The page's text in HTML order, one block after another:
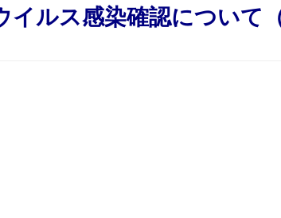
ルス感染確認について（